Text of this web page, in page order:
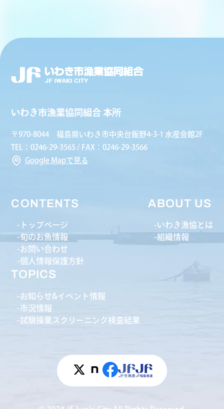
いわき市漁業協同組合 本所
〒970-8044 福島県いわき市中央台飯野4-3-1 水産会館2F
TEL：0246-29-3565 / FAX：0246-29-3566
Google Mapで見る
CONTENTS
トップページ
旬のお魚情報
お問い合わせ
個人情報保護方針
ABOUT US
いわき漁協とは
組織情報
TOPICS
お知らせ&イベント情報
市況情報
試験操業スクリーニング検査結果